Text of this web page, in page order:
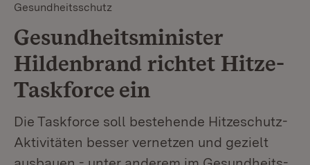
Gesundheitsschutz
Gesundheitsminister
Hildenbrand richtet Hitze-
Taskforce ein
Die Taskforce soll bestehende Hitzeschutz-
Aktivitäten besser vernetzen und gezielt